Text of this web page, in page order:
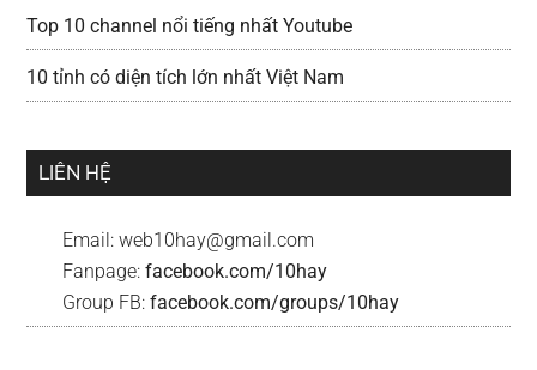
Top 10 channel nổi tiếng nhất Youtube
10 tỉnh có diện tích lớn nhất Việt Nam
LIÊN HỆ
Email:web10hay@gmail.com
Fanpage:facebook.com/10hay
Group FB:facebook.com/groups/10hay